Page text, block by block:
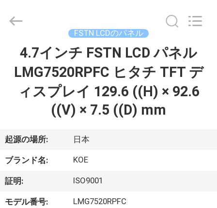
ク
ト
私
2025
FSTN LCDのパネル
4.7インチ FSTN LCD パネル
LMG7520RPFC ヒタチ TFT デ
ィスプレイ 129.6 ((H) × 92.6
((V) × 7.5 ((D) mm
起源の場所: 日本
ブランド名: KOE
証明: ISO9001
モデル番号: LMG7520RPFC